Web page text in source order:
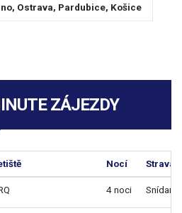
Ostrava, Pardubice, Košice
ZÁJEZDY
Nocí Strava
4 noci Snídaně